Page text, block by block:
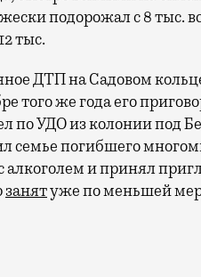
подорожал с 8 тыс.
тыс.
ДТП на Садовом
того же года его
по УДО из колонии под
семье погибшего
алкоголем и принял
занятуже по меньшей